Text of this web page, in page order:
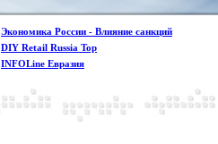
Экономика России - Влияние санкций
DIY Retail Russia Top
INFOLine Евразия